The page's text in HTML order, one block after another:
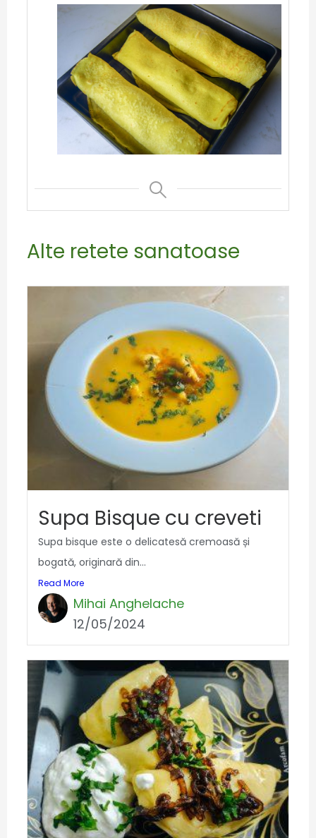
Alte retete sanatoase
Supa Bisque cu creveti
Supa bisque este o delicatesă cremoasă și
bogată, originară din...
Read More
Mihai Anghelache
12/05/2024